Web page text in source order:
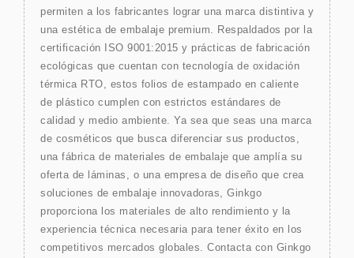
permiten a los fabricantes lograr una marca distintiva y
una estética de embalaje premium. Respaldados por la
certificación ISO 9001:2015 y prácticas de fabricación
ecológicas que cuentan con tecnología de oxidación
térmica RTO, estos folios de estampado en caliente
de plástico cumplen con estrictos estándares de
calidad y medio ambiente. Ya sea que seas una marca
de cosméticos que busca diferenciar sus productos,
una fábrica de materiales de embalaje que amplía su
oferta de láminas, o una empresa de diseño que crea
soluciones de embalaje innovadoras, Ginkgo
proporciona los materiales de alto rendimiento y la
experiencia técnica necesaria para tener éxito en los
competitivos mercados globales. Contacta con Ginkgo